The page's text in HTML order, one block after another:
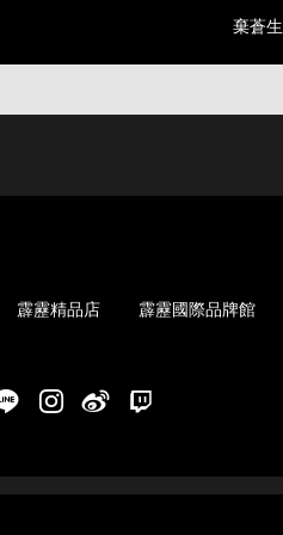
棄蒼生
霹靂精品店 霹靂國際品牌館
LINE Instgram新浪微博